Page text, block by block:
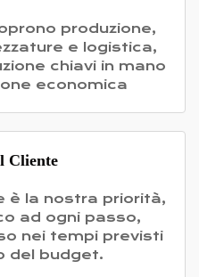
produzione,
e logistica,
chiavi in mano
economica
Cliente
è la nostra priorità,
ad ogni passo,
nei tempi previsti
del budget.